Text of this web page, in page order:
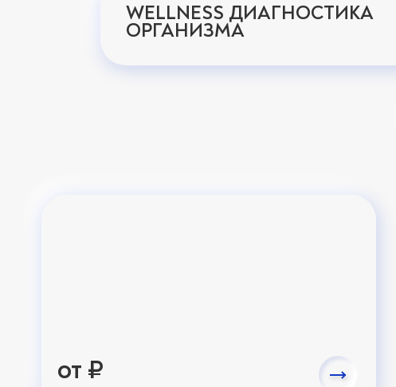
WELLNESS ДИАГНОСТИКА
ОРГАНИЗМА
от ₽